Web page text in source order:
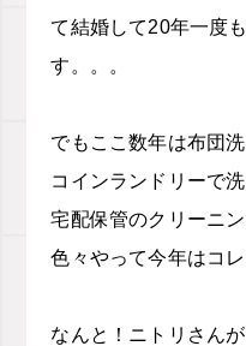
て結婚して20年一度
す。。。
でもここ数年は布団
コインランドリーで
宅配保管のクリーニ
色々やって今年はコレ
なんと！ニトリさんが